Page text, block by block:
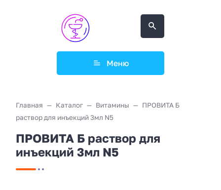
Меню
Главная Каталог Витамины
ПРОВИТА Б
раствор для инъекций 3мл N5
ПРОВИТА Б раствор для
инъекций 3мл N5